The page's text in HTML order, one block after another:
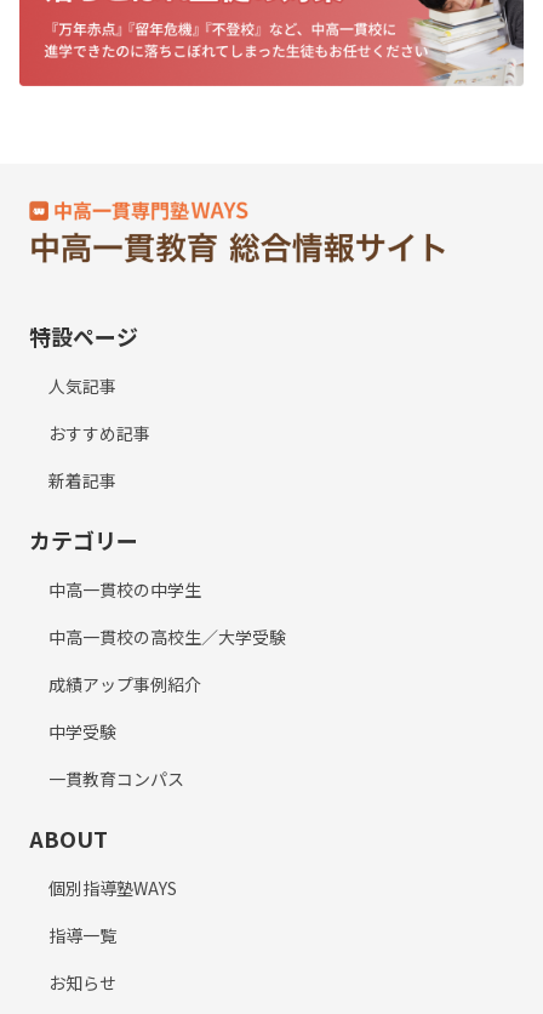
特設ページ
人気記事
おすすめ記事
新着記事
カテゴリー
中高一貫校の中学生
中高一貫校の高校生／大学受験
成績アップ事例紹介
中学受験
一貫教育コンパス
ABOUT
個別指導塾WAYS
指導一覧
お知らせ